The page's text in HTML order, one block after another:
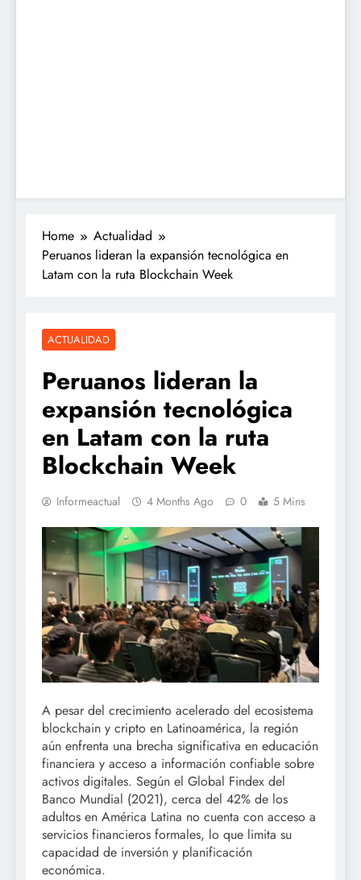
Home
Actualidad
Peruanos lideran la expansión tecnológica en
Latam con la ruta Blockchain Week
ACTUALIDAD
Peruanos lideran la
expansión tecnológica
en Latam con la ruta
Blockchain Week
Informeactual 4 Months Ago 0 5 Mins
A pesar del crecimiento acelerado del ecosistema
blockchain y cripto en Latinoamérica, la región
aún enfrenta una brecha significativa en educación
financiera y acceso a información confiable sobre
activos digitales. Según el Global Findex del
Banco Mundial (2021), cerca del 42% de los
adultos en América Latina no cuenta con acceso a
servicios financieros formales, lo que limita su
capacidad de inversión y planificación
económica.